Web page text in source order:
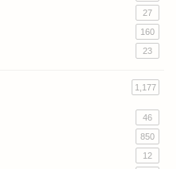
27
160
23
1,177
46
850
12